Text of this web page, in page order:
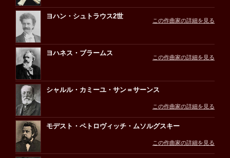
ヨハン・シュトラウス2世
この作曲家の詳細を見る
ヨハネス・ブラームス
この作曲家の詳細を見る
シャルル・カミーユ・サン＝サーンス
この作曲家の詳細を見る
モデスト・ペトロヴィッチ・ムソルグスキー
この作曲家の詳細を見る